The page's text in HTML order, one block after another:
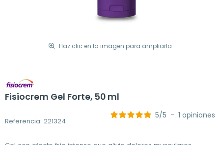
Haz clic en la imagen para ampliarla
Fisiocrem Gel Forte, 50 ml
Referencia: 221324
5/5 - 1 opiniones